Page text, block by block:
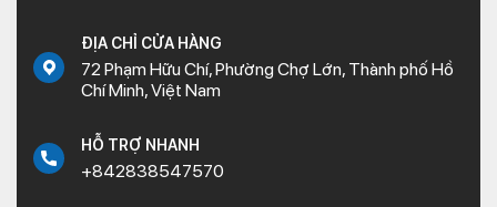
ĐỊA CHỈ CỬA HÀNG
72 Phạm Hữu Chí, Phường Chợ Lớn, Thành phố Hồ
Chí Minh, Việt Nam
HỖ TRỢ NHANH
+842838547570